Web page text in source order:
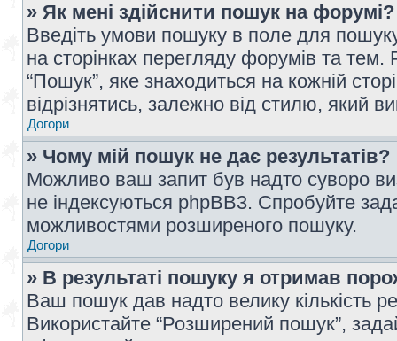
» Як мені здійснити пошук на форумі?
Введіть умови пошуку в поле для
на сторінках перегляду форумів та
“Пошук”, яке знаходиться на кожній
відрізнятись, залежно від стилю, який
Догори
» Чому мій пошук не дає результатів?
Можливо ваш запит був надто суворо
не індексуються phpBB3. Спробуйте
можливостями розширеного пошуку.
Догори
» В результаті пошуку я отримав
Ваш пошук дав надто велику кількість
Використайте “Розширений пошук”,